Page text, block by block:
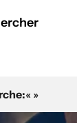
« »